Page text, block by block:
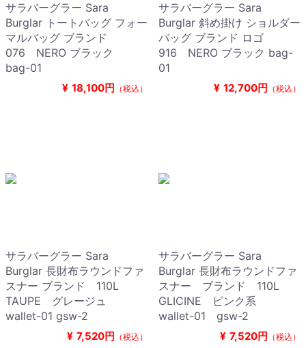
サラバーグラー Sara
Burglar トートバッグ フォー
マルバッグ ブランド
076 NERO ブラック
bag-01
¥ 18,100円 （税込）
サラバーグラー Sara
Burglar 斜め掛け ショルダー
バッグ ブランド ロゴ
916 NERO ブラック bag-
01
¥ 12,700円 （税込）
サラバーグラー Sara
Burglar 長財布ラウンドファ
スナー ブランド 110L
TAUPE グレージュ
wallet-01 gsw-2
¥ 7,520円 （税込）
サラバーグラー Sara
Burglar 長財布ラウンドファ
スナー ブランド 110L
GLICINE ピンク系
wallet-01 gsw-2
¥ 7,520円 （税込）